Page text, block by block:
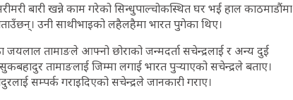
बारी खन्ने काम गरेको सिन्धुपाल्चोकस्थित घर भई हाल काठमाडौंमा
उनी साथीभाइको लहैलहैमा भारत पुगेका थिए।
जयलाल तामाङले आफ्नो छोराको जन्मदर्ता सचेन्द्रलाई र अन्य दुई
तामाङलाई जिम्मा लगाई भारत पुर्‍याएको सचेन्द्रले बताए।
सम्पर्क गराइदिएको सचेन्द्रले जानकारी गराए।